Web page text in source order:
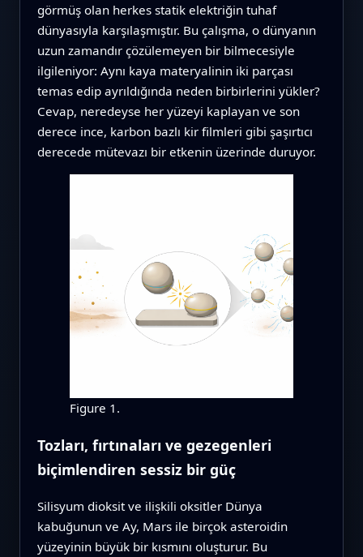
görmüş olan herkes statik elektriğin tuhaf
dünyasıyla karşılaşmıştır. Bu çalışma, o dünyanın
uzun zamandır çözülemeyen bir bilmecesiyle
ilgileniyor: Aynı kaya materyalinin iki parçası
temas edip ayrıldığında neden birbirlerini yükler?
Cevap, neredeyse her yüzeyi kaplayan ve son
derece ince, karbon bazlı kir filmleri gibi şaşırtıcı
derecede mütevazı bir etkenin üzerinde duruyor.
Figure 1.
Tozları, fırtınaları ve gezegenleri
biçimlendiren sessiz bir güç
Silisyum dioksit ve ilişkili oksitler Dünya
kabuğunun ve Ay, Mars ile birçok asteroidin
yüzeyinin büyük bir kısmını oluşturur. Bu